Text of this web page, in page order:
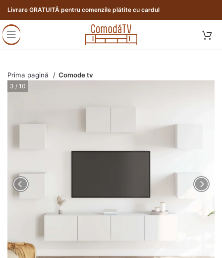
Livrare GRATUITĂ pentru comenzile plătite cu cardul
Prima pagină Comode tv
3 / 10